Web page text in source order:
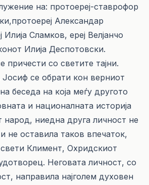
на: протоереј-ставрофор
Александар
Илија Сламков, ереј Велјанчо
Илија Деспотовски.
причести со светите тајни.
се обрати кон верниот
беседа на која меѓу другото
и националната историја
народ, ниедна друга личност не
не оставила таков впечаток,
Климент, Охридскиот
Неговата личност, со
направила најголем духовен